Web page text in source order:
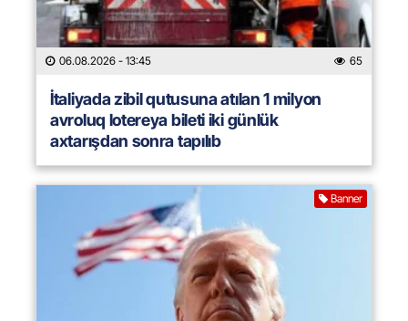
06.08.2026 - 13:45 65
İtaliyada zibil qutusuna atılan 1 milyon
avroluq lotereya bileti iki günlük
axtarışdan sonra tapılıb
Banner